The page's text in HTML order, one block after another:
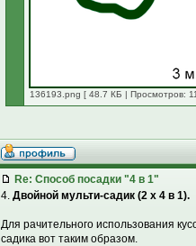
136193.png [ 48.7 КБ | Просмотров:
Re: Способ посадки "4 в 1"
4. Двойной мульти-садик (2 х 4 в 1).
Для рачительного использования
садика вот таким образом.